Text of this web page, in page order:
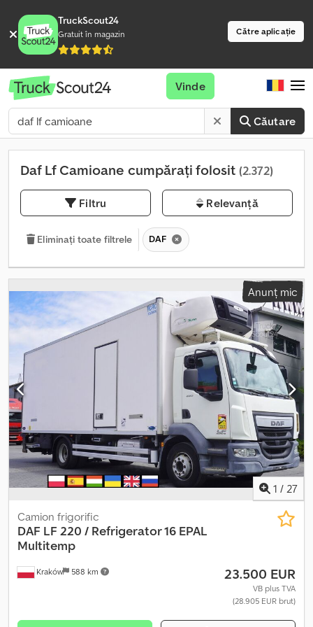
TruckScout24
Gratuit în magazin Către aplicație
Căutare
Vinde
Daf Lf Camioane cumpărați folosit (2.372)
Filtru Relevanță
Eliminați toate filtrele DAF
Anunț mic
1 / 27
Kraków 588 km
Camion frigorific
DAF LF 220 / Refrigerator 16 EPAL
Multitemp
23.500 EUR
VB plus TVA
(28.905 EUR brut)